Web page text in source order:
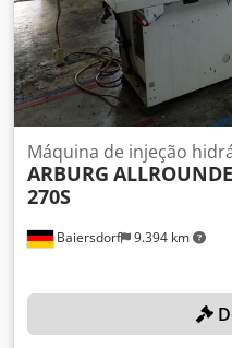
Baiersdorf 9.394 km
Máquina de injeção
ARBURG
270S